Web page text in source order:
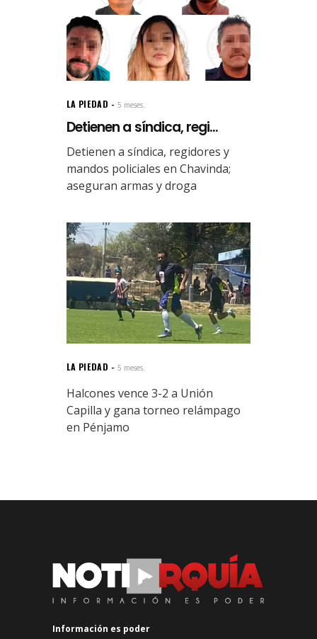
LA PIEDAD 5 meses.
Detienen a síndica, regi...
Detienen a síndica, regidores y
mandos policiales en Chavinda;
aseguran armas y droga
LA PIEDAD 5 meses.
Halcones vence 3-2 a Unión
Capilla y gana torneo relámpago
en Pénjamo
Información es poder